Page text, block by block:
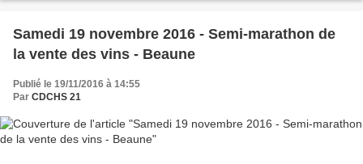
Samedi 19 novembre 2016 - Semi-marathon de
la vente des vins - Beaune
Publié le 19/11/2016 à 14:55
Par CDCHS 21